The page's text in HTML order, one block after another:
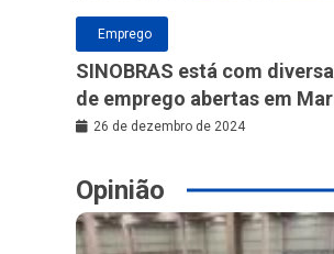
Emprego
SINOBRAS está com
de emprego abertas em
26 de dezembro de 2024
Opinião